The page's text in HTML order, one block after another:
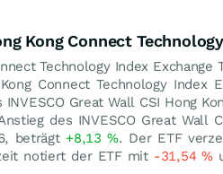
Kong Connect
Technology Index Exchange
Connect Technology Index
Great Wall CSI Hong
des INVESCO Great Wall
beträgt +8,13%. Der ETF
notiert der ETF mit -31,54%